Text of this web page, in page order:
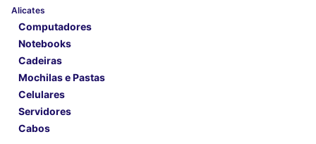
Alicates
Computadores
Notebooks
Cadeiras
Mochilas e Pastas
Celulares
Servidores
Cabos